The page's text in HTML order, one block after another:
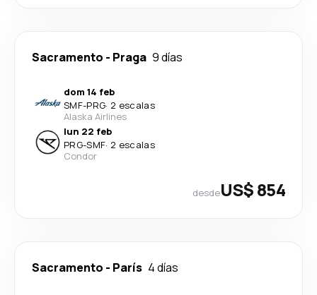
Sacramento - Praga 9 días
dom 14 feb
SMF-PRG· 2 escalas
Alaska Airlines
lun 22 feb
PRG-SMF· 2 escalas
Condor
desdeUS$ 854
Sacramento - París 4 días